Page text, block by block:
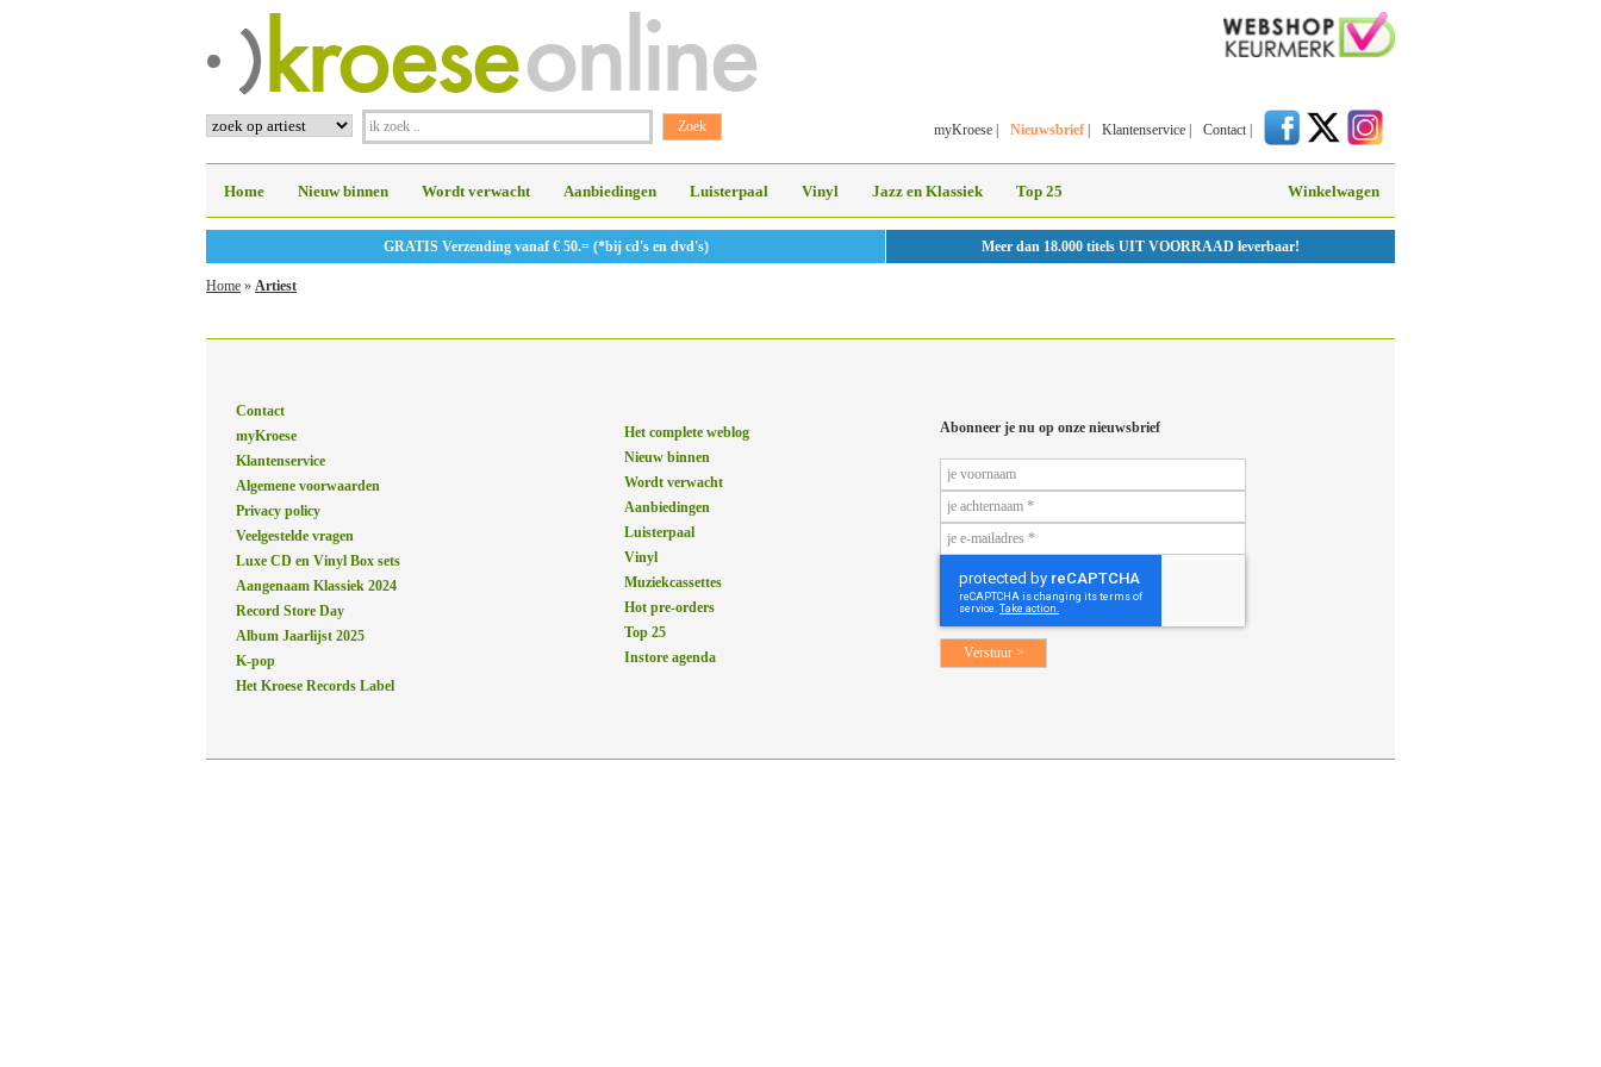
myKroese Nieuwsbrief Klantenservice Contact
Home Nieuw binnen Wordt verwacht Aanbiedingen Luisterpaal Vinyl Jazz en Klassiek Top 25 Winkelwagen
GRATIS Verzending vanaf € 50.= (*bij cd's en dvd's) Meer dan 18.000 titels UIT VOORRAAD leverbaar!
Home » Artiest
Contact
myKroese
Klantenservice
Algemene voorwaarden
Privacy policy
Veelgestelde vragen
Luxe CD en Vinyl Box sets
Aangenaam Klassiek 2024
Record Store Day
Album Jaarlijst 2025
K-pop
Het Kroese Records Label
Het complete weblog
Nieuw binnen
Wordt verwacht
Aanbiedingen
Luisterpaal
Vinyl
Muziekcassettes
Hot pre-orders
Top 25
Instore agenda
Abonneer je nu op onze nieuwsbrief